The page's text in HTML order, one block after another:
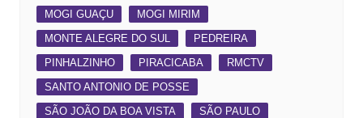
MOGI GUAÇU
MOGI MIRIM
MONTE ALEGRE DO SUL
PEDREIRA
PINHALZINHO
PIRACICABA
RMCTV
SANTO ANTONIO DE POSSE
SÃO JOÃO DA BOA VISTA
SÃO PAULO